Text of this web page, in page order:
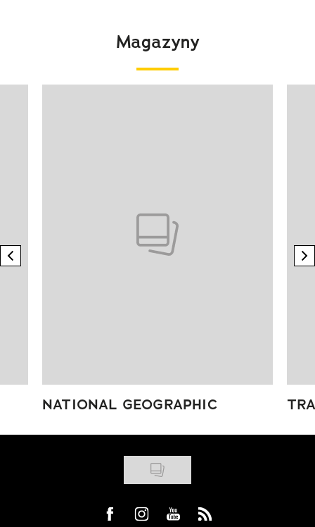
Magazyny
previous element
NATIONAL GEOGRAPHIC
Visit us on Facebook
Visit us on Instagram
Visit us on Youtube
Visit us on Rss